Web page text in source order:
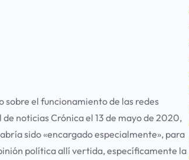
sobre el funcionamiento de las redes
noticias Crónica el 13 de mayo de 2020,
sido «encargado especialmente», para
política allí vertida, específicamente la